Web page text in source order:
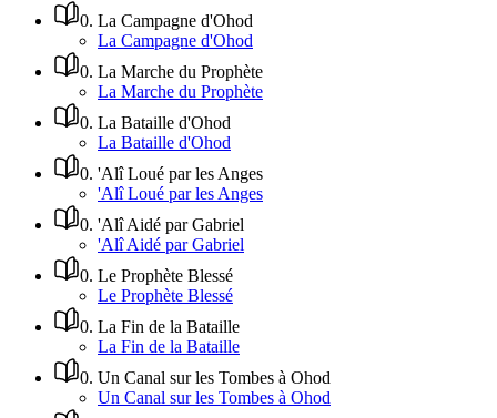
0. La Campagne d'Ohod
La Campagne d'Ohod
0. La Marche du Prophète
La Marche du Prophète
0. La Bataille d'Ohod
La Bataille d'Ohod
0. 'Alî Loué par les Anges
'Alî Loué par les Anges
0. 'Alî Aidé par Gabriel
'Alî Aidé par Gabriel
0. Le Prophète Blessé
Le Prophète Blessé
0. La Fin de la Bataille
La Fin de la Bataille
0. Un Canal sur les Tombes à Ohod
Un Canal sur les Tombes à Ohod